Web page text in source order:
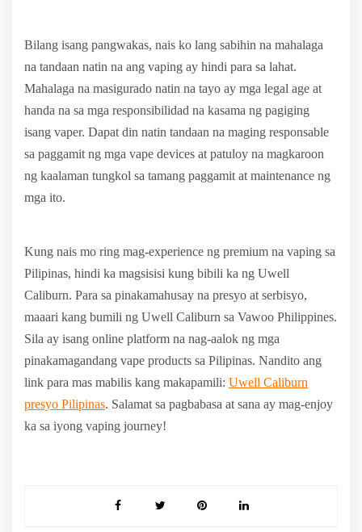
Bilang isang pangwakas, nais ko lang sabihin na mahalaga
na tandaan natin na ang vaping ay hindi para sa lahat.
Mahalaga na masigurado natin na tayo ay mga legal age at
handa na sa mga responsibilidad na kasama ng pagiging
isang vaper. Dapat din natin tandaan na maging responsable
sa paggamit ng mga vape devices at patuloy na magkaroon
ng kaalaman tungkol sa tamang paggamit at maintenance ng
mga ito.
Kung nais mo ring mag-experience ng premium na vaping sa
Pilipinas, hindi ka magsisisi kung bibili ka ng Uwell
Caliburn. Para sa pinakamahusay na presyo at serbisyo,
maaari kang bumili ng Uwell Caliburn sa Vawoo Philippines.
Sila ay isang online platform na nag-aalok ng mga
pinakamagandang vape products sa Pilipinas. Nandito ang
link para mas mabilis kang makapamili: Uwell Caliburn
presyo Pilipinas. Salamat sa pagbabasa at sana ay mag-enjoy
ka sa iyong vaping journey!